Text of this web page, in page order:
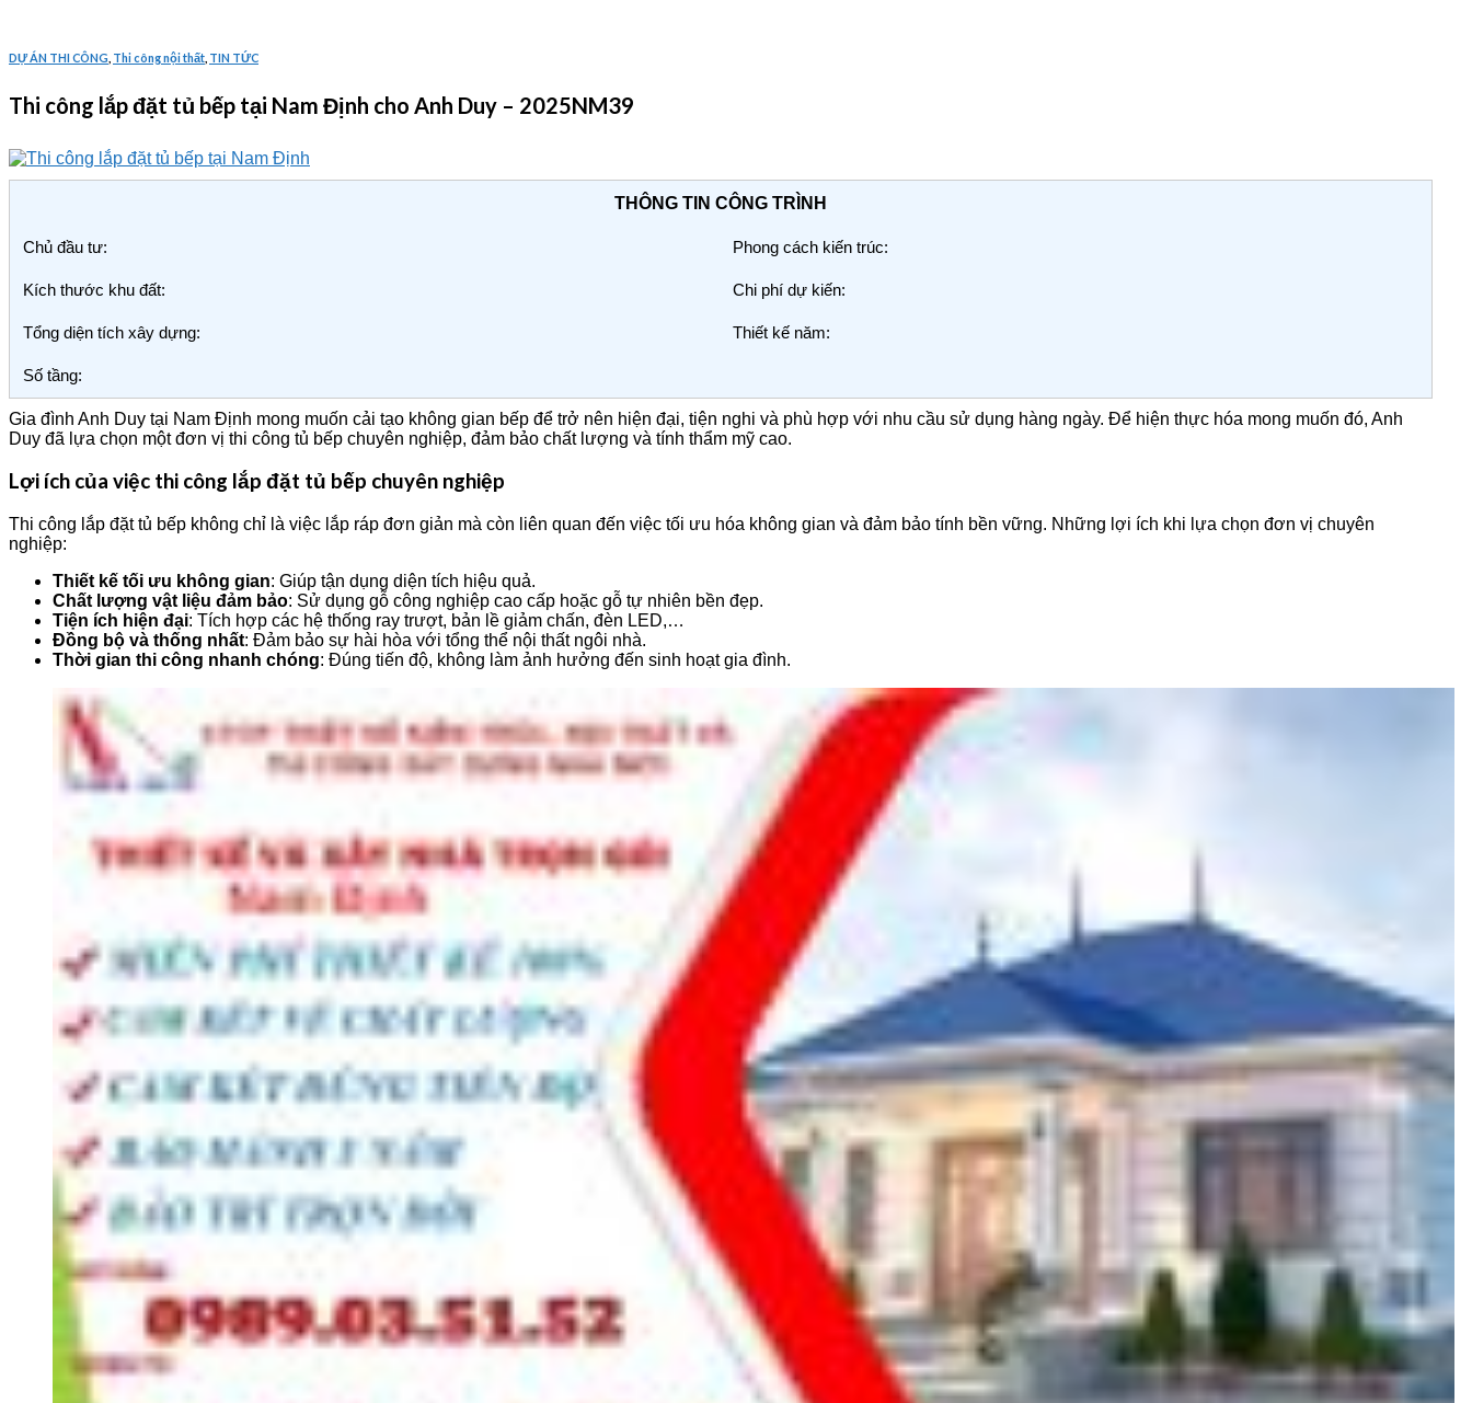
DỰ ÁN THI CÔNG Thi công nội thất TIN TỨC
Thi công lắp đặt tủ bếp tại Nam Định cho Anh Duy – 2025NM39
THÔNG TIN CÔNG TRÌNH
Chủ đầu tư: Phong cách kiến trúc:
Kích thước khu đất: Chi phí dự kiến:
Tổng diện tích xây dựng: Thiết kế năm:
Số tầng:
Gia đình Anh Duy tại Nam Định mong muốn cải tạo không gian bếp để trở nên hiện đại, tiện nghi và phù hợp với nhu cầu sử dụng hàng ngày. Để hiện thực hóa mong muốn đó, Anh
Duy đã lựa chọn một đơn vị thi công tủ bếp chuyên nghiệp, đảm bảo chất lượng và tính thẩm mỹ cao.
Lợi ích của việc thi công lắp đặt tủ bếp chuyên nghiệp
Thi công lắp đặt tủ bếp không chỉ là việc lắp ráp đơn giản mà còn liên quan đến việc tối ưu hóa không gian và đảm bảo tính bền vững. Những lợi ích khi lựa chọn đơn vị chuyên
nghiệp:
Thiết kế tối ưu không gian: Giúp tận dụng diện tích hiệu quả.
Chất lượng vật liệu đảm bảo: Sử dụng gỗ công nghiệp cao cấp hoặc gỗ tự nhiên bền đẹp.
Tiện ích hiện đại: Tích hợp các hệ thống ray trượt, bản lề giảm chấn, đèn LED,…
Đồng bộ và thống nhất: Đảm bảo sự hài hòa với tổng thể nội thất ngôi nhà.
Thời gian thi công nhanh chóng: Đúng tiến độ, không làm ảnh hưởng đến sinh hoạt gia đình.